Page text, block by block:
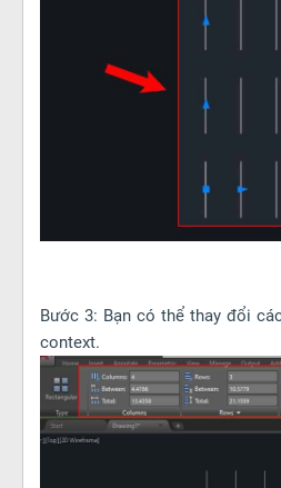
Bước 3: Bạn có thể thay đổi
context.